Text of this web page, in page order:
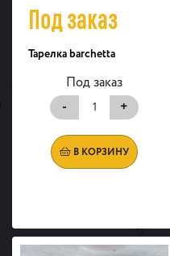
Под заказ
Тарелка barchetta
Под заказ
-
+
В КОРЗИНУ